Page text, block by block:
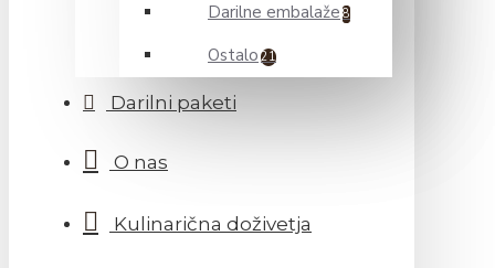
Darilne embalaže 8
Ostalo 21
Darilni paketi
O nas
Kulinarična doživetja